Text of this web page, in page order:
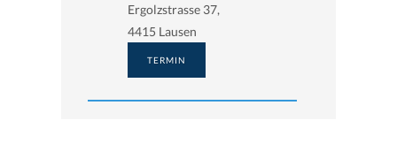
Ergolzstrasse 37,
4415 Lausen
TERMIN